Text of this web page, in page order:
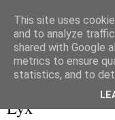
Lyx
This site uses
and to analyze
shared with Google
metrics to ensure
statistics, and to